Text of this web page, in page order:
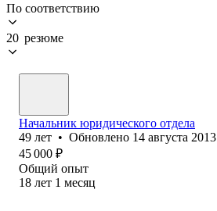
По соответствию
20 резюме
Начальник юридического отдела
49 лет • Обновлено 14 августа 2013
45 000 ₽
Общий опыт
18 лет 1 месяц